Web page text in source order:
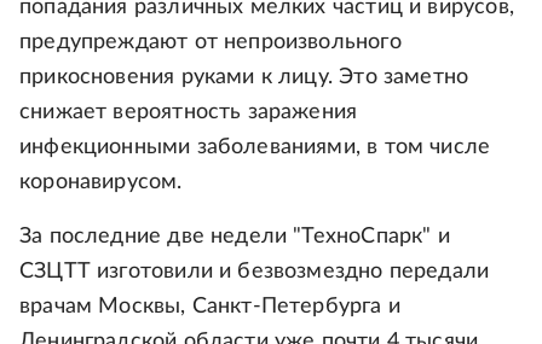
попадания различных мелких частиц и вирусов,
предупреждают от непроизвольного
прикосновения руками к лицу. Это заметно
снижает вероятность заражения
инфекционными заболеваниями, в том числе
коронавирусом.
За последние две недели "ТехноСпарк" и
СЗЦТТ изготовили и безвозмездно передали
врачам Москвы, Санкт-Петербурга и